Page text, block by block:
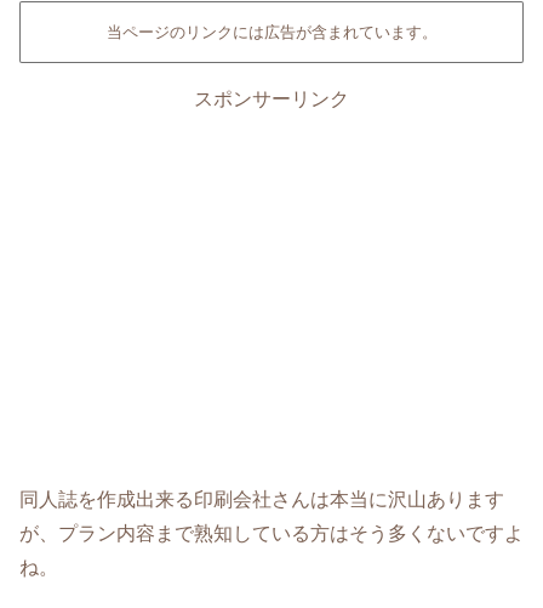
当ページのリンクには広告が含まれています。
スポンサーリンク
同人誌を作成出来る印刷会社さんは本当に沢山あります
が、プラン内容まで熟知している方はそう多くないですよ
ね。